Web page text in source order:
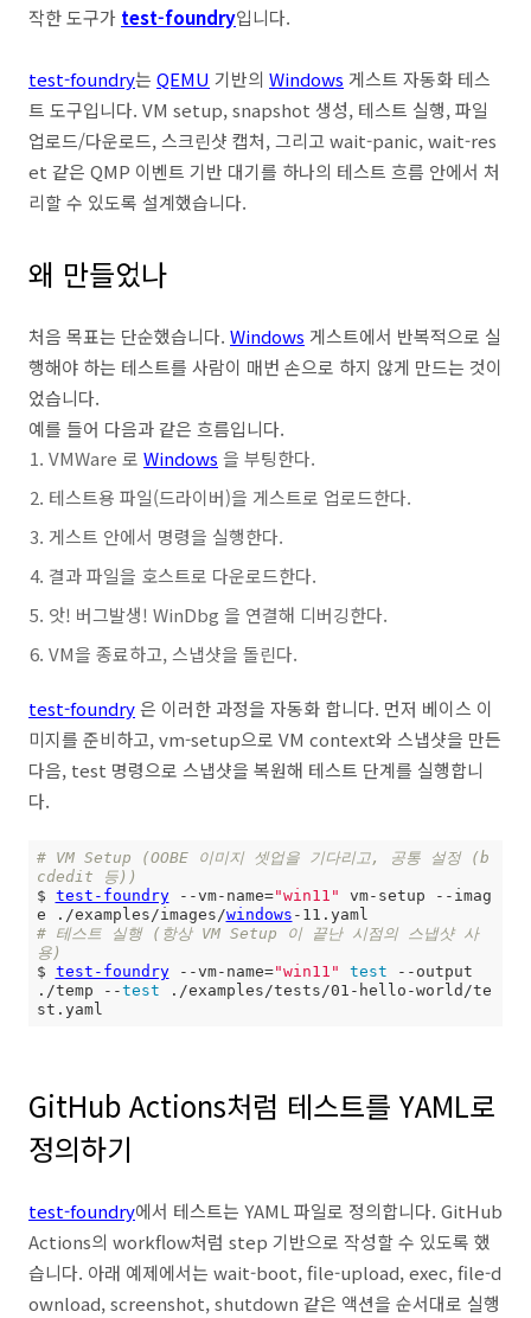
작한 도구가 test-foundry입니다.
test-foundry는 QEMU 기반의 Windows 게스트 자동화 테스
트 도구입니다. VM setup, snapshot 생성, 테스트 실행, 파일
업로드/다운로드, 스크린샷 캡처, 그리고 wait-panic, wait-res
et 같은 QMP 이벤트 기반 대기를 하나의 테스트 흐름 안에서 처
리할 수 있도록 설계했습니다.
왜 만들었나
처음 목표는 단순했습니다. Windows 게스트에서 반복적으로 실
행해야 하는 테스트를 사람이 매번 손으로 하지 않게 만드는 것이
었습니다.
예를 들어 다음과 같은 흐름입니다.
VMWare 로 Windows 을 부팅한다.
테스트용 파일(드라이버)을 게스트로 업로드한다.
게스트 안에서 명령을 실행한다.
결과 파일을 호스트로 다운로드한다.
앗! 버그발생! WinDbg 을 연결해 디버깅한다.
VM을 종료하고, 스냅샷을 돌린다.
test-foundry은 이러한 과정을 자동화 합니다. 먼저 베이스 이
미지를 준비하고, vm-setup으로 VM context와 스냅샷을 만든
다음, test 명령으로 스냅샷을 복원해 테스트 단계를 실행합니
다.
# VM Setup (OOBE 이미지 셋업을 기다리고, 공통 설정 (b
cdedit 등))
$ test-foundry --vm-name="win11" vm-setup --imag
e ./examples/images/windows
# 테스트 실행 (항상 VM Setup 이 끝난 시점의 스냅샷 사
용)
$ test-foundry --vm-name="win11" test --output
./temp --test ./examples/tests/01-hello-world/te
st.yaml
GitHub Actions처럼 테스트를 YAML로
정의하기
test-foundry에서 테스트는 YAML 파일로 정의합니다. GitHub
Actions의 workflow처럼 step 기반으로 작성할 수 있도록 했
습니다. 아래 예제에서는 wait-boot, file-upload, exec, file-d
ownload, screenshot, shutdown 같은 액션을 순서대로 실행